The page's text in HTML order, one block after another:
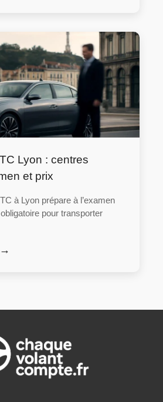
Lyon : centres
et prix
à Lyon prépare à l’examen
pour transporter